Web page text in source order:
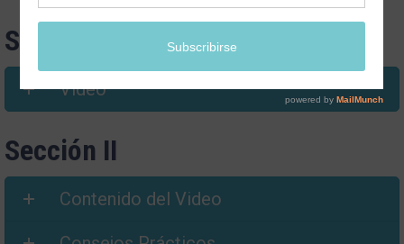
Sección I
Video
Sección II
Contenido del Video